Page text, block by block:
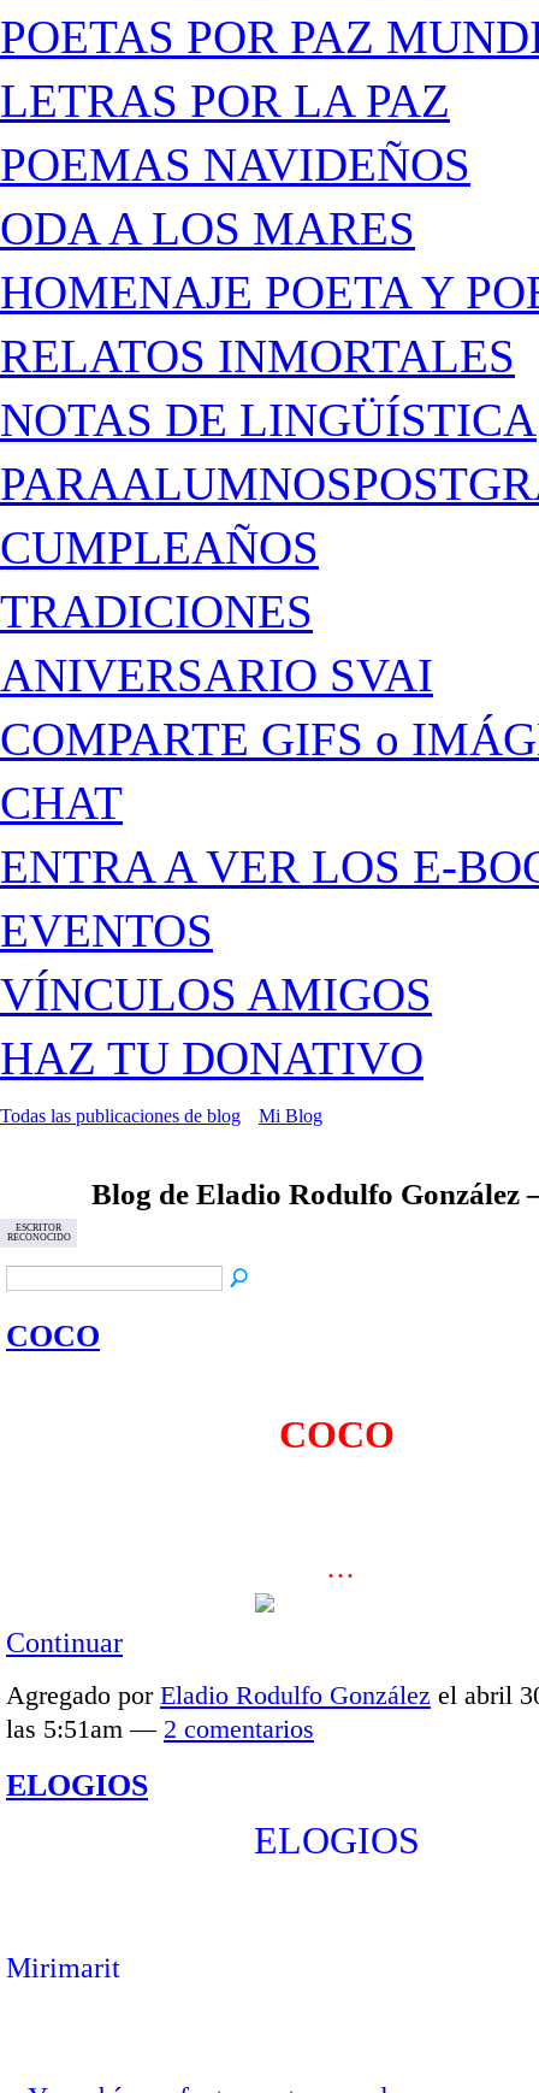
POETAS POR PAZ
LETRAS POR LA PAZ
POEMAS NAVIDEÑOS
ODA A LOS MARES
HOMENAJE POETA Y
RELATOS INMORTALES
NOTAS DE LINGÜÍSTICA
CUMPLEAÑOS
TRADICIONES
ANIVERSARIO SVAI
COMPARTE GIFS o
CHAT
ENTRA A VER LOS E-
EVENTOS
VÍNCULOS AMIGOS
HAZ TU DONATIVO
Todas las publicaciones de blog Mi Blog
ESCRITOR
RECONOCIDO
Blog de Eladio Rodulfo
COCO
COCO
…
Continuar
Agregado por Eladio Rodulfo González el abril
las 5:51am — 2 comentarios
ELOGIOS
ELOGIOS
Mirimarit